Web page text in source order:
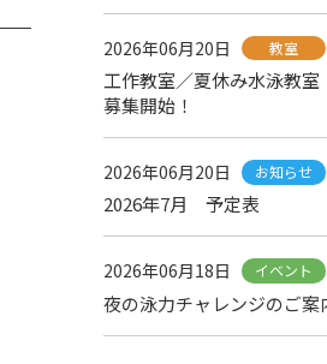
2026年06月20日 教室
工作教室／夏休み水泳教
募集開始！
2026年06月20日 お知らせ
2026年7月 予定表
2026年06月18日 イベント
夜の泳力チャレンジのご案